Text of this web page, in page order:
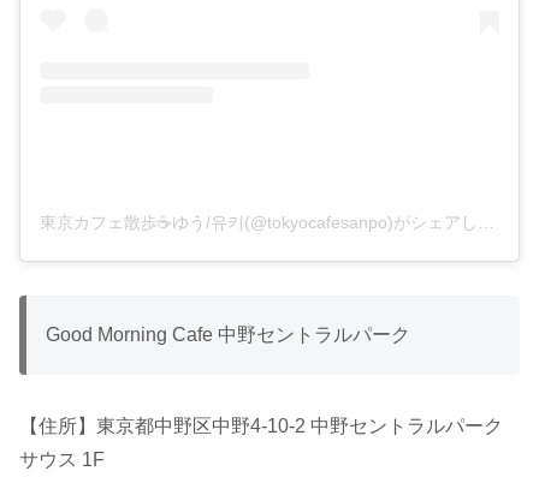
Good Morning Cafe 中野セントラルパーク
【住所】東京都中野区中野4-10-2 中野セントラルパーク
サウス 1F